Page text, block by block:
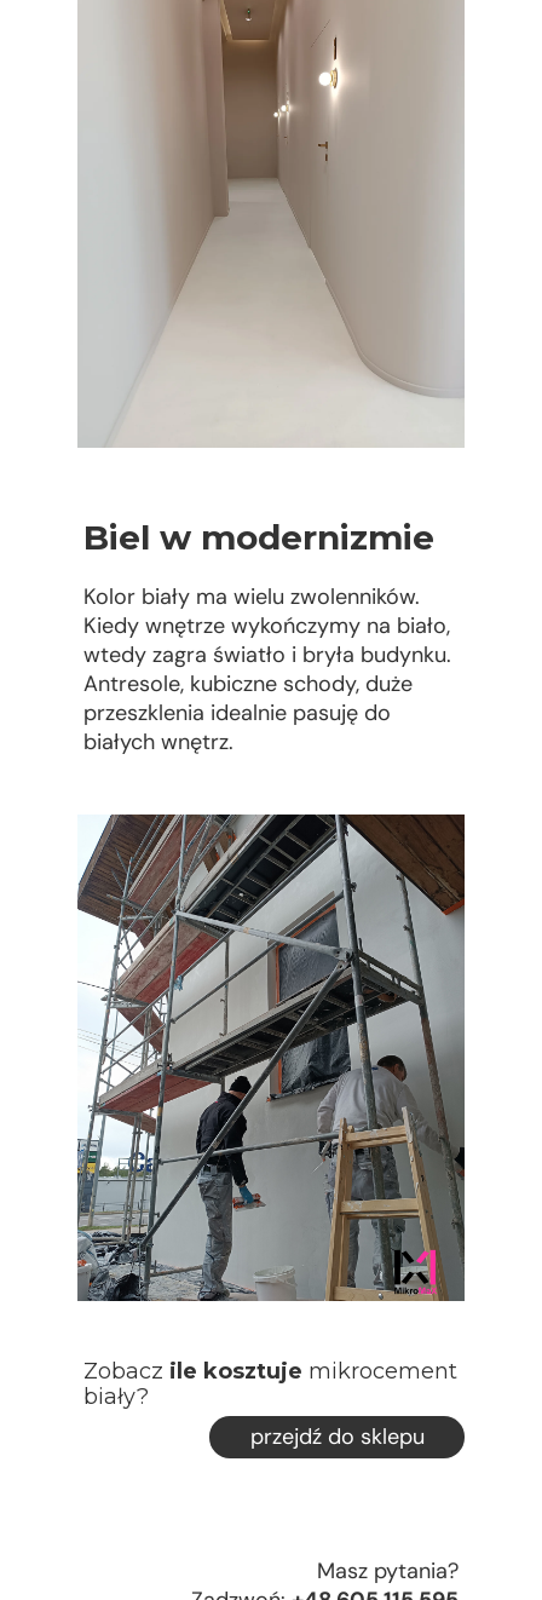
Masz pytania?
Biel w modernizmie
Kolor biały ma wielu zwolenników.
Kiedy wnętrze wykończymy na biało,
wtedy zagra światło i bryła budynku.
Antresole, kubiczne schody, duże
przeszklenia idealnie pasuję do
białych wnętrz.
przejdź do sklepu
Zobacz ile kosztuje mikrocement
biały?